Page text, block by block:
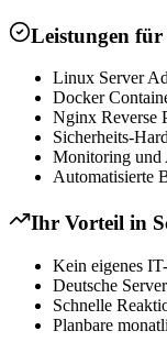
Leistungen für
Linux Server
Docker
Nginx Reverse
Sicherheits-
Monitoring und
Automatisierte
Ihr Vorteil in
Kein eigenes
Deutsche
Schnelle
Planbare